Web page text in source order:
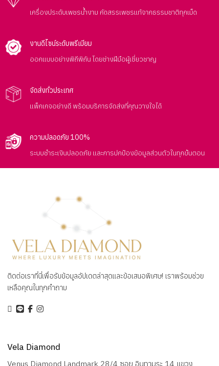
เครื่องประดับเพชรน้ำงาม คัดสรรเพชรแท้จากธรรมชาติทุกเม็ด
งานดีไซน์ระดับพรีเมียม
ออกแบบอย่างพิถีพิถัน โดยช่างฝีมือผู้เชี่ยวชาญ
จัดส่งทั่วประเทศ
แพ็กเกจอย่างดี พร้อมบริการจัดส่งที่คุณวางใจได้
ความปลอดภัย 100%
ระบบชำระเงินปลอดภัย และการปกป้องข้อมูลส่วนตัวในทุกขั้นตอน
ติดต่อเราที่นี่เพื่อรับข้อมูลอัปเดตล่าสุดและข้อเสนอพิเศษ! เราพร้อมช่วย
เหลือคุณในทุกคำถาม
Vela Diamond
Venus Diamond Landmark 28/4 ซอย อินทามระ 14 แขวง